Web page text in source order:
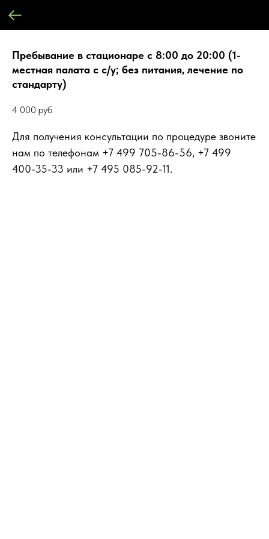
Пребывание в стационаре с 8:00 до 20:00 (1-
местная палата с с/у; без питания, лечение по
стандарту)
4 000 руб
Для получения консультации по процедуре звоните
нам по телефонам +7 499 705-86-56, +7 499
400-35-33 или +7 495 085-92-11.